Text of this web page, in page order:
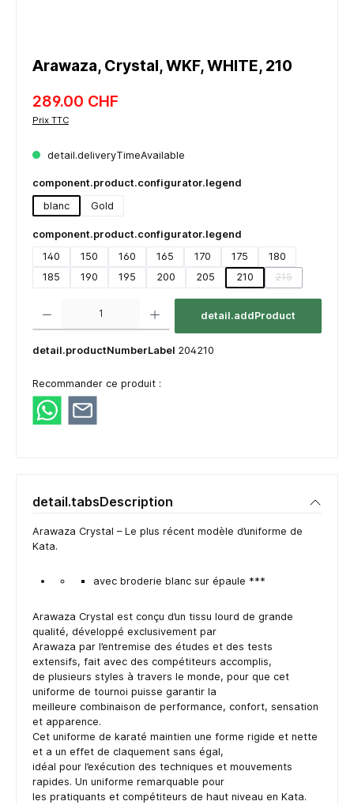
Arawaza, Crystal, WKF, WHITE, 210
289.00 CHF
Prix TTC
detail.deliveryTimeAvailable
component.product.configurator.legend
blanc
Gold
component.product.configurator.legend
140
150 160 165 170 175
180
185
190 195 200 205 210 215
detail.addProduct
detail.productNumberLabel 204210
Recommander ce produit :
detail.tabsDescription
Arawaza Crystal – Le plus récent modèle d’uniforme de
Kata.
avec broderie blanc sur épaule ***
Arawaza Crystal est conçu d’un tissu lourd de grande
qualité, développé exclusivement par
Arawaza par l’entremise des études et des tests
extensifs, fait avec des compétiteurs accomplis,
de plusieurs styles à travers le monde, pour que cet
uniforme de tournoi puisse garantir la
meilleure combinaison de performance, confort, sensation
et apparence.
Cet uniforme de karaté maintien une forme rigide et nette
et a un effet de claquement sans égal,
idéal pour l’exécution des techniques et mouvements
rapides. Un uniforme remarquable pour
les pratiquants et compétiteurs de haut niveau en Kata.